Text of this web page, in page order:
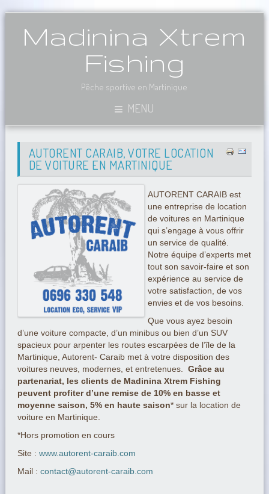
Madinina Xtrem
Fishing
Pêche sportive en Martinique
MENU
AUTORENT CARAIB, VOTRE LOCATION
DE VOITURE EN MARTINIQUE
AUTORENT CARAIB est
une entreprise de location
de voitures en Martinique
qui s’engage à vous offrir
un service de qualité.
Notre équipe d’experts met
tout son savoir-faire et son
expérience au service de
votre satisfaction, de vos
envies et de vos besoins.
Que vous ayez besoin
d’une voiture compacte, d’un minibus ou bien d’un SUV
spacieux pour arpenter les routes escarpées de l’île de la
Martinique, Autorent- Caraib met à votre disposition des
voitures neuves, modernes, et entretenues. Grâce au
partenariat, les clients de Madinina Xtrem Fishing
peuvent profiter d’une remise de 10% en basse et
moyenne saison, 5% en haute saison* sur la location de
voiture en Martinique.
*Hors promotion en cours
Site : www.autorent-caraib.com
Mail : contact@autorent-caraib.com